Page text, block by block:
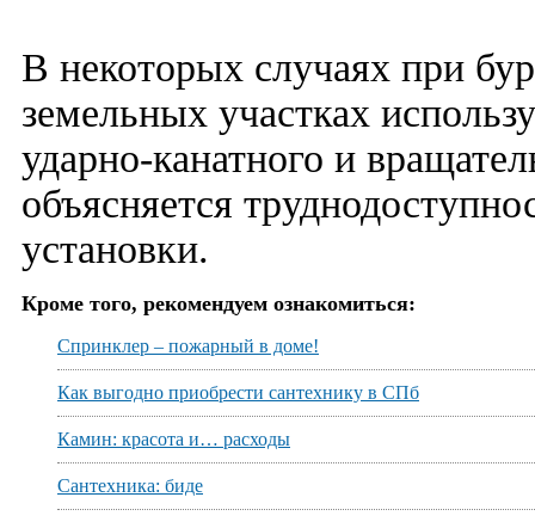
В некоторых случаях при
земельных участках
ударно-канатного и
объясняется
установки.
Кроме того, рекомендуем ознакомиться:
Спринклер – пожарный в доме!
Как выгодно приобрести сантехнику в СПб
Камин: красота и… расходы
Сантехника: биде